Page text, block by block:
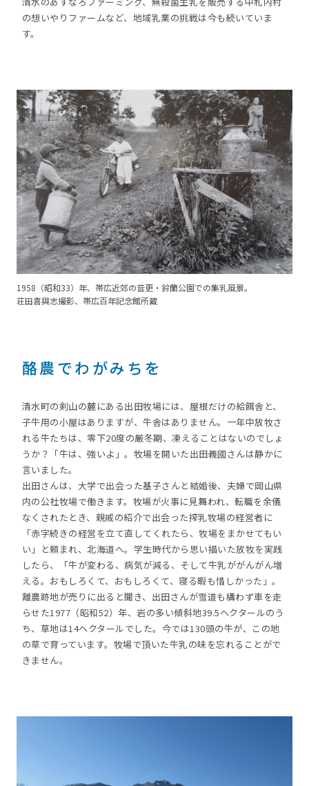
の想いやりファームなど、地域乳業の挑戦は今も続いていま
す。
1958（昭和33）年、帯広近郊の音更・鈴蘭公園での集乳風景。
荘田喜與志撮影、帯広百年記念館所蔵
酪農でわがみちを
清水町の剣山の麓にある出田牧場には、屋根だけの給餌舎と、
子牛用の小屋はありますが、牛舎はありません。一年中放牧さ
れる牛たちは、零下20度の厳冬期、凍えることはないのでしょ
うか？「牛は、強いよ」。牧場を開いた出田義國さんは静かに
言いました。
出田さんは、大学で出会った基子さんと結婚後、夫婦で岡山県
内の公社牧場で働きます。牧場が火事に見舞われ、転職を余儀
なくされたとき、親戚の紹介で出会った搾乳牧場の経営者に
「赤字続きの経営を立て直してくれたら、牧場をまかせてもい
い」と頼まれ、北海道へ。学生時代から思い描いた放牧を実践
したら、「牛が変わる、病気が減る、そして牛乳ががんがん増
える。おもしろくて、おもしろくて、寝る暇も惜しかった」。
離農跡地が売りに出ると聞き、出田さんが雪道も構わず車を走
らせた1977（昭和52）年、岩の多い傾斜地39.5ヘクタールのう
ち、草地は14ヘクタールでした。今では130頭の牛が、この地
の草で育っています。牧場で頂いた牛乳の味を忘れることがで
きません。